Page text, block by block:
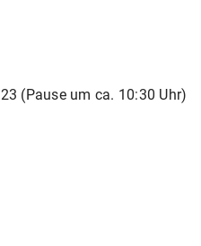
(Pause um ca. 10:30 Uhr)